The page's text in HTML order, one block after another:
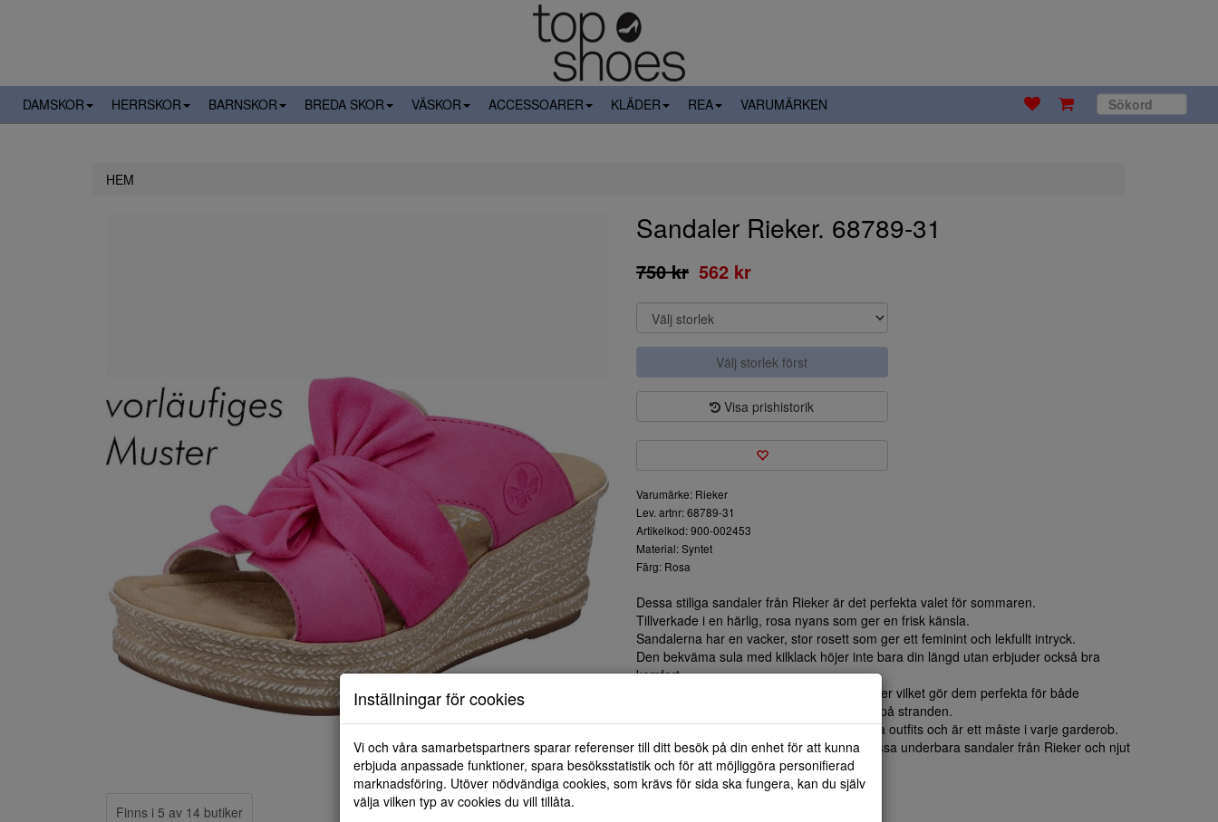
DAMSKOR HERRSKOR BARNSKOR BREDA SKOR VÄSKOR ACCESSOARER KLÄDER REA VARUMÄRKEN
HEM
Sandaler Rieker. 68789-31
750 kr 562 kr
Välj storlek först
Visa prishistorik
Varumärke: Rieker
Lev. artnr: 68789-31
Artikelkod: 900-002453
Material: Syntet
Färg: Rosa
Dessa stiliga sandaler från Rieker är det perfekta valet för sommaren.
Tillverkade i en härlig, rosa nyans som ger en frisk känsla.
Sandalerna har en vacker, stor rosett som ger ett feminint och lekfullt intryck.
Den bekväma sula med kilklack höjer inte bara din längd utan erbjuder också bra
komfort.
Den mjuka innersulan ger stöd för dina fötter vilket gör dem perfekta för både
stadspromenader och avslappnade dagar på stranden.
Dessa sandaler är lätt att matcha med olika outfits och är ett måste i varje garderob.
Uppgradera din sommarkollektion med dessa underbara sandaler från Rieker och njut
av stil och komfort.
Finns i 5 av 14 butiker
Inställningar för cookies
Vi och våra samarbetspartners sparar referenser till ditt besök på din enhet för att kunna
erbjuda anpassade funktioner, spara besöksstatistik och för att möjliggöra personifierad
marknadsföring. Utöver nödvändiga cookies, som krävs för sida ska fungera, kan du själv
välja vilken typ av cookies du vill tillåta.